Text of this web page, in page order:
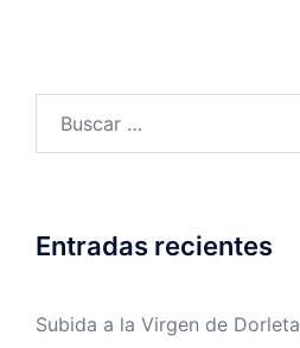
Entradas recientes
Subida a la Virgen de Dorleta